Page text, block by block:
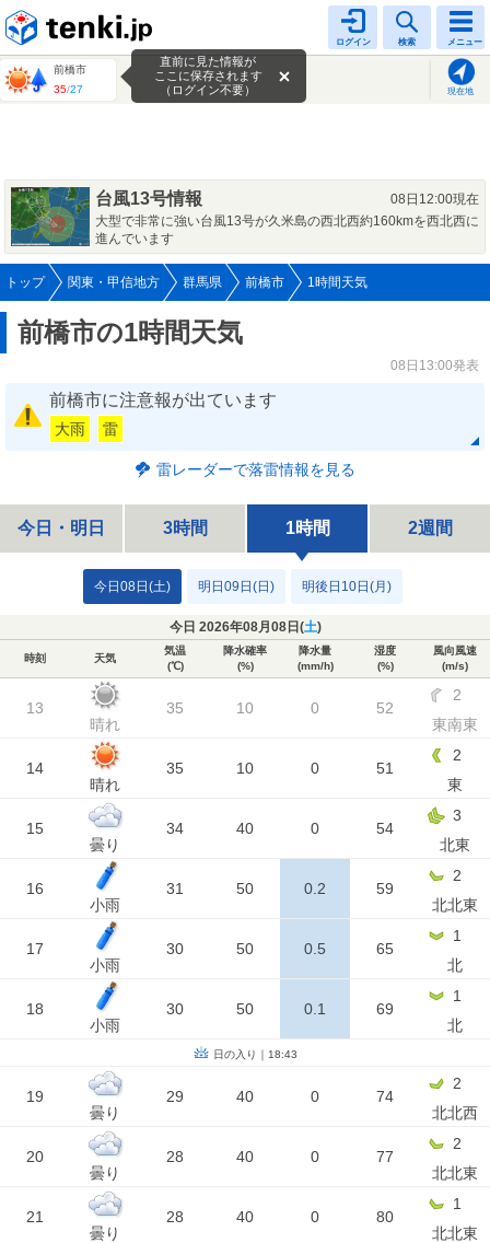
ログイン 検索 メニュー
前橋市
35/27 現在地
直前に見た情報が
ここに保存されます
（ログイン不要）
台風13号情報
08日12:00現在
大型で非常に強い台風13号が久米島の西北西約160kmを西北西に
進んでいます
トップ 関東・甲信地方 群馬県 前橋市 1時間天気
前橋市の1時間天気
08日13:00発表
前橋市に注意報が出ています
大雨 雷
雷レーダーで落雷情報を見る
今日・明日 3時間 1時間 2週間
今日08日(土) 明日09日(日) 明後日10日(月)
今日 2026年08月08日(土)
時刻 天気
気温
(℃)
降水確率
(%)
降水量
(mm/h)
湿度
(%)
風向風速
(m/s)
13
晴れ
35 10 0 52
2
東南東
14
晴れ
35 10 0 51
2
東
15
曇り
34 40 0 54
3
北東
16
小雨
31 50 0.2 59
2
北北東
17
小雨
30 50 0.5 65
1
北
18
小雨
30 50 0.1 69
1
北
日の入り｜18:43
19
曇り
29 40 0 74
2
北北西
20
曇り
28 40 0 77
2
北北東
21
曇り
28 40 0 80
1
北北東